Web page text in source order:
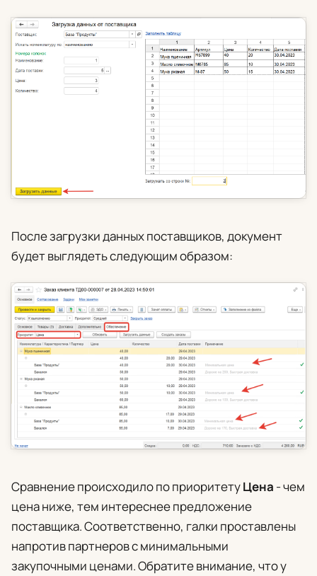
После загрузки данных поставщиков, документ
будет выглядеть следующим образом:
Сравнение происходило по приоритетуЦена - чем
цена ниже, тем интереснее предложение
поставщика. Соответственно, галки проставлены
напротив партнеров с минимальными
закупочными ценами. Обратите внимание, что у